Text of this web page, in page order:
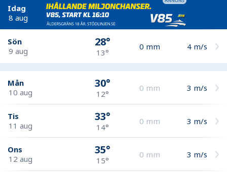
Idag
8 aug
Sön
9 aug
28°
13°
0 mm 4 m/s
Mån
10 aug
30°
12°
0 mm 3 m/s
Tis
11 aug
33°
14°
0 mm 3 m/s
Ons
12 aug
35°
15°
0 mm 3 m/s